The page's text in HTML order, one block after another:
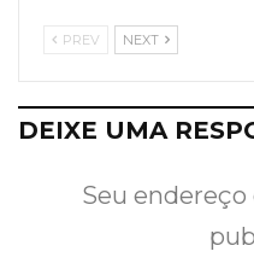
PREV NEXT
DEIXE UMA
Seu endereço